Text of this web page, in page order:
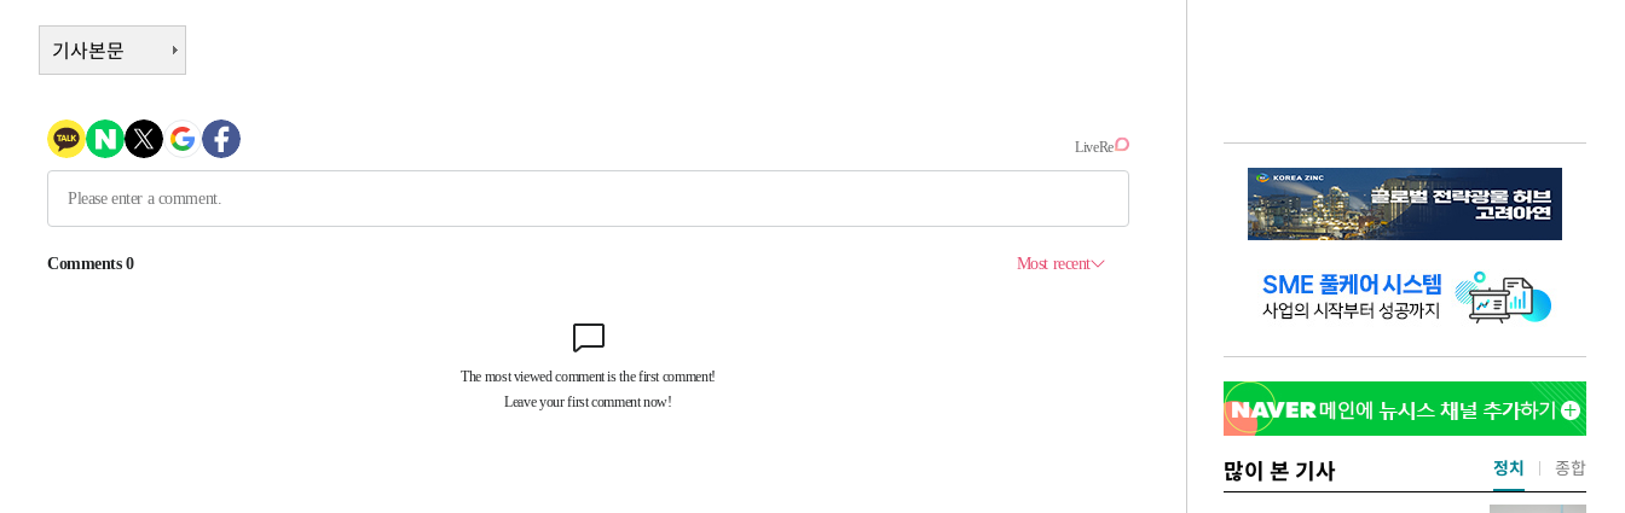
병태 후임
-8035초 전 >
[속보]국힘 윤리위, '돌려차기 발언' 진종오·서범수 징계 절차 개시
-3360초 전 >[속보] 7월 중국 수출 23.9%↑ 수입 27.5%↑…무역총액 25.3%↑
-520초 전 >
[속보]'채상병 순직 책임' 임성근, 항소심도 징역 3년
-386초 전 >[속보]종합특검, '관저이전 봐주기 감사' 유병호 구속기소
SK하이닉스, 용인·청주 팹에 54조 투자…"AI 메모리 수요 선제 대
여자배구 이재영·이다영 자매, 아제르바이잔 투란VC 입단
기사본문
많이 본 기사 정치 종합